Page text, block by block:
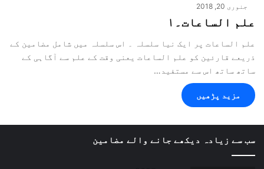
جنوری 20, 2018
علم الساعات۔۱
علم الساعات پر ایک نیا سلسلہ ۔ اس سلسلہ میں شامل مضامین کے
ذریعے قارئین کو علم الساعات یعنی وقت کے علم سے آگاہی کے
ساتھ ساتھ اس سے مستفید…
مزید پڑھیں
سب سے زیادہ دیکھے جانے والے مضامین